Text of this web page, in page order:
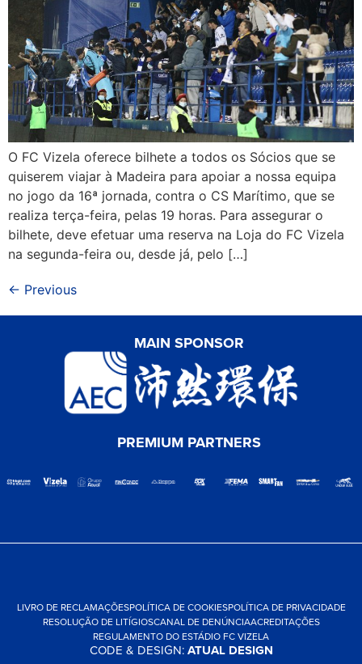
O FC Vizela oferece bilhete a todos os Sócios que se
quiserem viajar à Madeira para apoiar a nossa equipa
no jogo da 16ª jornada, contra o CS Marítimo, que se
realiza terça-feira, pelas 19 horas. Para assegurar o
bilhete, deve efetuar uma reserva na Loja do FC Vizela
na segunda-feira ou, desde já, pelo […]
← Previous
MAIN SPONSOR
PREMIUM PARTNERS
LIVRO DE RECLAMAÇÕESPOLÍTICA DE COOKIESPOLÍTICA DE PRIVACIDADE
RESOLUÇÃO DE LITÍGIOSCANAL DE DENÚNCIAACREDITAÇÕES
REGULAMENTO DO ESTÁDIO FC VIZELA
CODE & DESIGN:ATUAL DESIGN